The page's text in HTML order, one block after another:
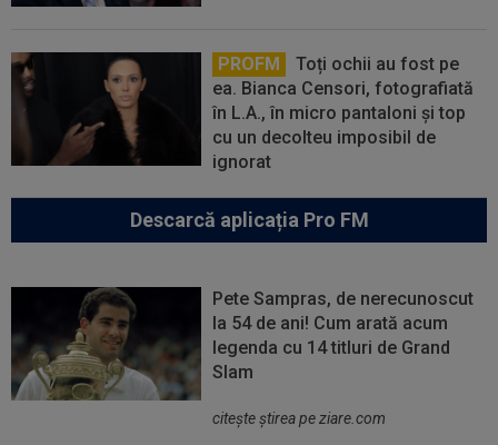
PROFM
Toți ochii au fost pe
ea. Bianca Censori, fotografiată
în L.A., în micro pantaloni și top
cu un decolteu imposibil de
ignorat
Descarcă aplicația Pro FM
Pete Sampras, de nerecunoscut
la 54 de ani! Cum arată acum
legenda cu 14 titluri de Grand
Slam
citeşte ştirea pe ziare.com